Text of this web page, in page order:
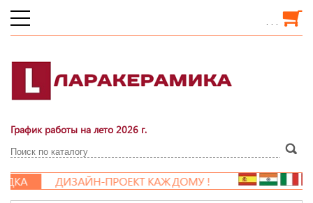
. . .
График работы на лето 2026 г.
ДИЗАЙН-ПРОЕКТ КАЖДОМУ !